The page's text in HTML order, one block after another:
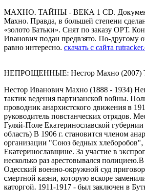
МАХНО. ТАЙНЫ - ВЕКА 1 CD.
Махно. Правда, в большей степени
«золото Батьки». Снят по заказу ОРТ.
Иванович подан предвзято. По-другому
равно интересно. скачать с сайта
НЕПРОЩЕННЫЕ: Нестор Махно (2007)
Нестор Иванович Махно (1888 - 1934)
тактик ведения партизанской войны.
проводник анархистского движения в
руководитель повстанческих отрядов.
Гуляй-Поле Екатеринославской
область) В 1906 г. становится членом
организации "Союз бедных хлеборобов",
Екатеринославщине. За участие в
несколько раз арестовывался полициею.В
Одесский военно-окружной суд
смертной казни, которую вскоре
каторгой. 1911-1917 - был заключен в